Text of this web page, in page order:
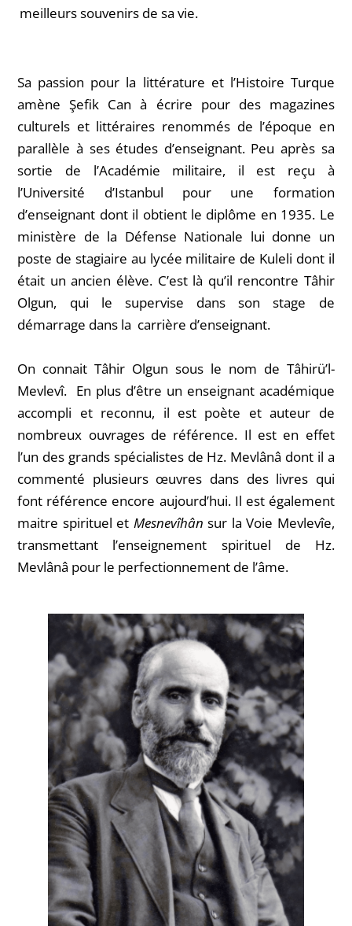
meilleurs souvenirs de sa vie.
Sa passion pour la littérature et l’Histoire Turque
amène Şefik Can à écrire pour des magazines
culturels et littéraires renommés de l’époque en
parallèle à ses études d’enseignant. Peu après sa
sortie de l’Académie militaire, il est reçu à
l’Université d’Istanbul pour une formation
d’enseignant dont il obtient le diplôme en 1935. Le
ministère de la Défense Nationale lui donne un
poste de stagiaire au lycée militaire de Kuleli dont il
était un ancien élève. C’est là qu’il rencontre Tâhir
Olgun, qui le supervise dans son stage de
démarrage dans la carrière d’enseignant.
On connait Tâhir Olgun sous le nom de Tâhirü’l-
Mevlevî. En plus d’être un enseignant académique
accompli et reconnu, il est poète et auteur de
nombreux ouvrages de référence. Il est en effet
l’un des grands spécialistes de Hz. Mevlânâ dont il a
commenté plusieurs œuvres dans des livres qui
font référence encore aujourd’hui. Il est également
maitre spirituel et Mesnevîhân sur la Voie Mevlevîe,
transmettant l’enseignement spirituel de Hz.
Mevlânâ pour le perfectionnement de l’âme.